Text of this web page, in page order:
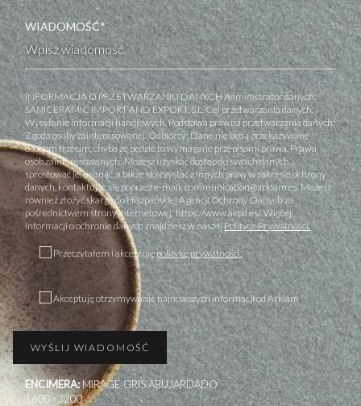
ENCIMERA:MIRAGE GRIS ABUJARDADO
1600×3200
WIADOMOŚĆ*
INFORMACJA O PRZETWARZANIU DANYCH Administrator danych:
SANICERAMIC IMPORT AND EXPORT, S.L. Cel przetwarzania danych:
Wysyłanie informacji handlowych. Podstawa prawna przetwarzania danych:
Zgoda osoby zainteresowanej. Odbiorcy: Dane nie będą przekazywane
osobom trzecim, chyba że będzie to wymagane przepisami prawa. Prawa
osób zainteresowanych: Możesz uzyskać dostęp do swoich danych,
sprostować je, usunąć, a także skorzystać z innych praw w zakresie ochrony
danych, kontaktując się poprzez e-mail: communication@arklam.es. Możesz
również złożyć skargę do Hiszpańskiej Agencji Ochrony Danych za
pośrednictwem strony internetowej: https://www.aepd.es/. Więcej
informacji o ochronie danych znajdziesz w naszejPolityce Prywatności.
Przeczytałem i akceptujępolitykę prywatności.
Akceptuję otrzymywanie najnowszych informacji od Arklam